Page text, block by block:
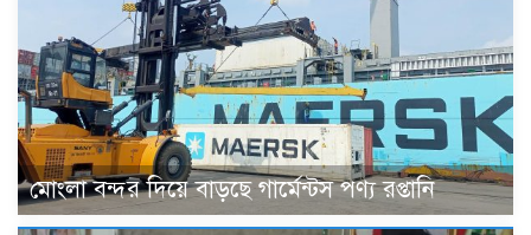
মোংলা বন্দর দিয়ে বাড়ছে গার্মেন্টস পণ্য রপ্তানি